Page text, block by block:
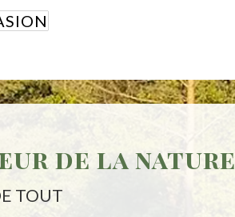
de la nature
TOUT